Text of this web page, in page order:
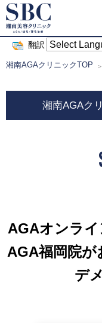
翻訳
湘南AGAクリニックTOP
湘南AGAク
AGAオンラ
AGA福岡院
デ